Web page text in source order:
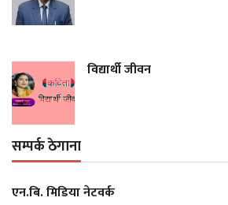
विद्यार्थी जीवन
सम्पर्क ठेगाना
एन‍.बि. मिडिया नेटवर्क